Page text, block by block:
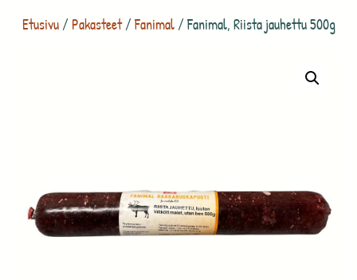
Etusivu/ Pakasteet/Fanimal/ Fanimal, Riista jauhettu 500g